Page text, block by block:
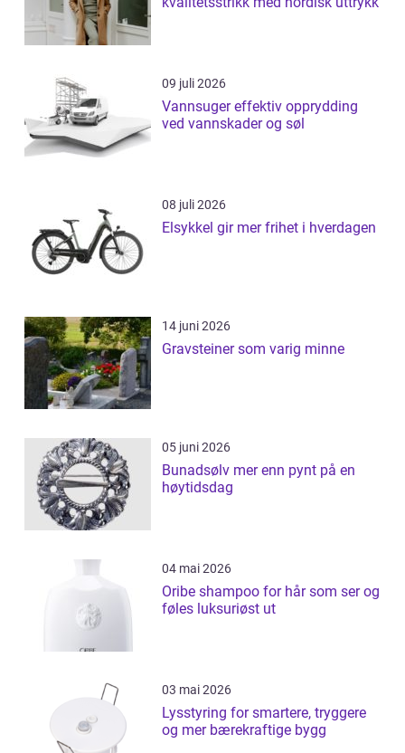
09 juli 2026
Vannsuger effektiv opprydding
ved vannskader og søl
08 juli 2026
Elsykkel gir mer frihet i hverdagen
14 juni 2026
Gravsteiner som varig minne
05 juni 2026
Bunadsølv mer enn pynt på en
høytidsdag
04 mai 2026
Oribe shampoo for hår som ser og
føles luksuriøst ut
03 mai 2026
Lysstyring for smartere, tryggere
og mer bærekraftige bygg